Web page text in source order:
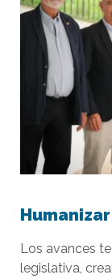
Los avances
legislativa,